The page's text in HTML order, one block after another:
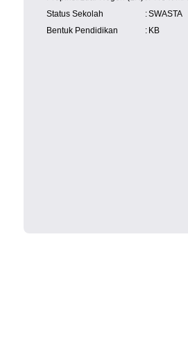
Status Sekolah
:SWASTA
Bentuk Pendidikan
: KB